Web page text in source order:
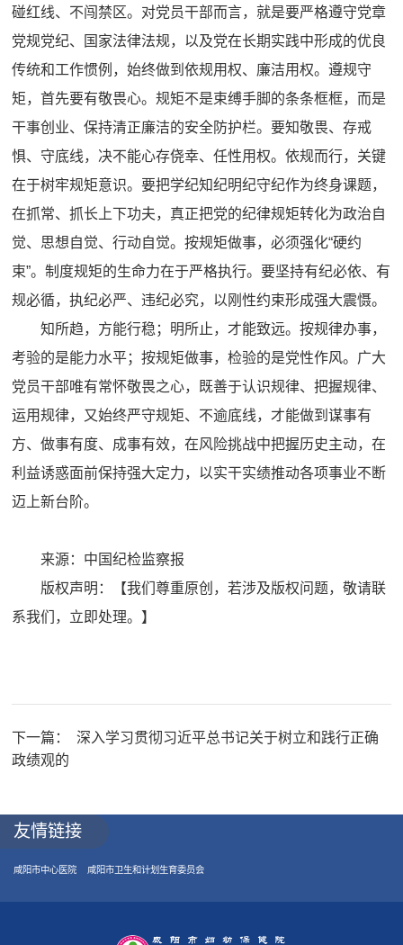
碰红线、不闯禁区。对党员干部而言，就是要严格遵守党章
党规党纪、国家法律法规，以及党在长期实践中形成的优良
传统和工作惯例，始终做到依规用权、廉洁用权。遵规守
矩，首先要有敬畏心。规矩不是束缚手脚的条条框框，而是
干事创业、保持清正廉洁的安全防护栏。要知敬畏、存戒
惧、守底线，决不能心存侥幸、任性用权。依规而行，关键
在于树牢规矩意识。要把学纪知纪明纪守纪作为终身课题，
在抓常、抓长上下功夫，真正把党的纪律规矩转化为政治自
觉、思想自觉、行动自觉。按规矩做事，必须强化“硬约
束”。制度规矩的生命力在于严格执行。要坚持有纪必依、有
规必循，执纪必严、违纪必究，以刚性约束形成强大震慑。
知所趋，方能行稳；明所止，才能致远。按规律办事，
考验的是能力水平；按规矩做事，检验的是党性作风。广大
党员干部唯有常怀敬畏之心，既善于认识规律、把握规律、
运用规律，又始终严守规矩、不逾底线，才能做到谋事有
方、做事有度、成事有效，在风险挑战中把握历史主动，在
利益诱惑面前保持强大定力，以实干实绩推动各项事业不断
迈上新台阶。
来源：中国纪检监察报
版权声明：【我们尊重原创，若涉及版权问题，敬请联
系我们，立即处理。】
下一篇：
深入学习贯彻习近平总书记关于树立和践行正确
政绩观的
友情链接
咸阳市中心医院 咸阳市卫生和计划生育委员会